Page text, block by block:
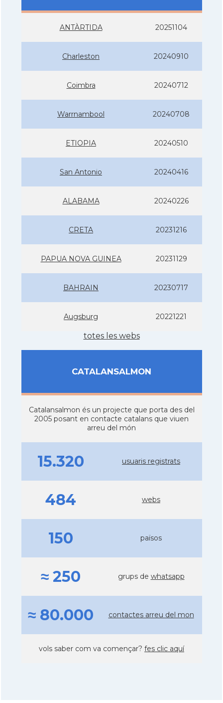
ANTÀRTIDA 20251104
Charleston 20240910
Coimbra 20240712
Warrnambool 20240708
ETIOPIA 20240510
San Antonio 20240416
ALABAMA 20240226
CRETA 20231216
PAPUA NOVA GUINEA 20231129
BAHRAIN 20230717
Augsburg 20221221
totes les webs
CATALANSALMON
Catalansalmon és un projecte que porta des del
2005 posant en contacte catalans que viuen
arreu del món
15.320 usuaris registrats
484 webs
150 països
≈ 250 grups de whatsapp
≈ 80.000 contactes arreu del mon
vols saber com va començar? fes clic aquí